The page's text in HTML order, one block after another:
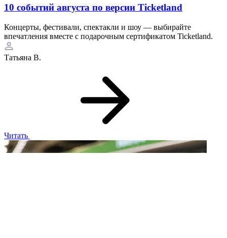
10 событий августа по версии Ticketland
Концерты, фестивали, спектакли и шоу — выбирайте
впечатления вместе с подарочным сертификатом Ticketland.
Татьяна В.
Читать